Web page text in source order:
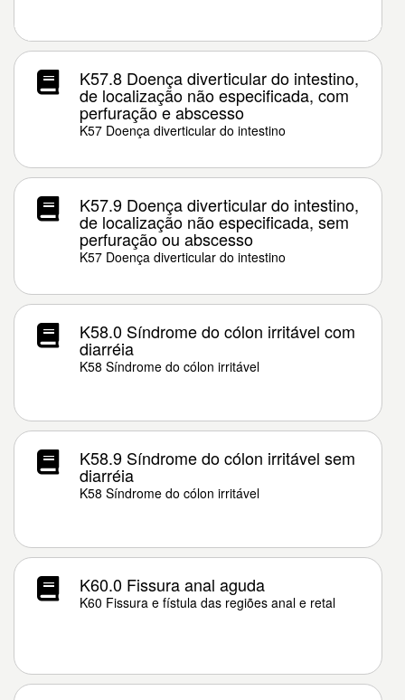
K57.8 Doença diverticular do intestino,
de localização não especificada, com
perfuração e abscesso
K57 Doença diverticular do intestino
K57.9 Doença diverticular do intestino,
de localização não especificada, sem
perfuração ou abscesso
K57 Doença diverticular do intestino
K58.0 Síndrome do cólon irritável com
diarréia
K58 Síndrome do cólon irritável
K58.9 Síndrome do cólon irritável sem
diarréia
K58 Síndrome do cólon irritável
K60.0 Fissura anal aguda
K60 Fissura e fístula das regiões anal e retal